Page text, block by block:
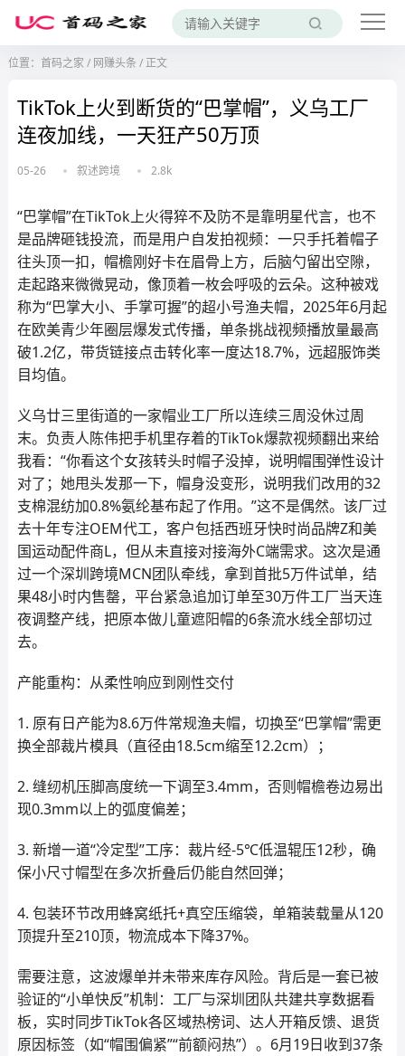
位置： 首码之家 / 网赚头条 /正文
TikTok上火到断货的“巴掌帽”，义乌工厂
连夜加线，一天狂产50万顶
05-26 叙述跨境 2.8k
“巴掌帽”在TikTok上火得猝不及防不是靠明星代言，也不
是品牌砸钱投流，而是用户自发拍视频：一只手托着帽子
往头顶一扣，帽檐刚好卡在眉骨上方，后脑勺留出空隙，
走起路来微微晃动，像顶着一枚会呼吸的云朵。这种被戏
称为“巴掌大小、手掌可握”的超小号渔夫帽，2025年6月起
在欧美青少年圈层爆发式传播，单条挑战视频播放量最高
破1.2亿，带货链接点击转化率一度达18.7%，远超服饰类
目均值。
义乌廿三里街道的一家帽业工厂所以连续三周没休过周
末。负责人陈伟把手机里存着的TikTok爆款视频翻出来给
我看：“你看这个女孩转头时帽子没掉，说明帽围弹性设计
对了；她甩头发那一下，帽身没变形，说明我们改用的32
支棉混纺加0.8%氨纶基布起了作用。”这不是偶然。该厂过
去十年专注OEM代工，客户包括西班牙快时尚品牌Z和美
国运动配件商L，但从未直接对接海外C端需求。这次是通
过一个深圳跨境MCN团队牵线，拿到首批5万件试单，结
果48小时内售罄，平台紧急追加订单至30万件工厂当天连
夜调整产线，把原本做儿童遮阳帽的6条流水线全部切过
去。
产能重构：从柔性响应到刚性交付
1. 原有日产能为8.6万件常规渔夫帽，切换至“巴掌帽”需更
换全部裁片模具（直径由18.5cm缩至12.2cm）；
2. 缝纫机压脚高度统一下调至3.4mm，否则帽檐卷边易出
现0.3mm以上的弧度偏差；
3. 新增一道“冷定型”工序：裁片经-5℃低温辊压12秒，确
保小尺寸帽型在多次折叠后仍能自然回弹；
4. 包装环节改用蜂窝纸托+真空压缩袋，单箱装载量从120
顶提升至210顶，物流成本下降37%。
需要注意，这波爆单并未带来库存风险。背后是一套已被
验证的“小单快反”机制：工厂与深圳团队共建共享数据看
板，实时同步TikTok各区域热榜词、达人开箱反馈、退货
原因标签（如“帽围偏紧”“前额闷热”）。6月19日收到37条